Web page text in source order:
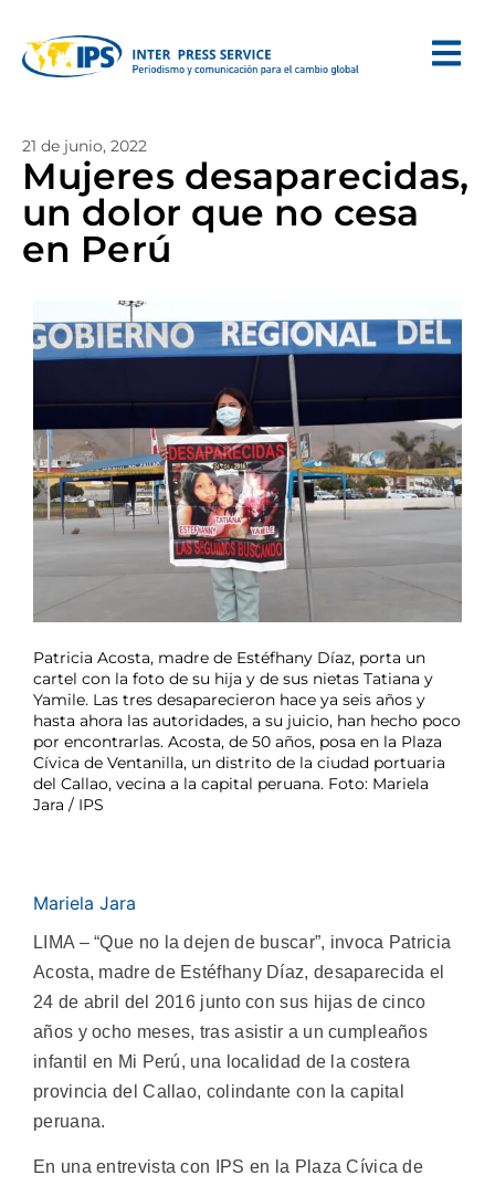
21 de junio, 2022
Mujeres desaparecidas,
un dolor que no cesa
en Perú
Patricia Acosta, madre de Estéfhany Díaz, porta un
cartel con la foto de su hija y de sus nietas Tatiana y
Yamile. Las tres desaparecieron hace ya seis años y
hasta ahora las autoridades, a su juicio, han hecho poco
por encontrarlas. Acosta, de 50 años, posa en la Plaza
Cívica de Ventanilla, un distrito de la ciudad portuaria
del Callao, vecina a la capital peruana. Foto: Mariela
Jara / IPS
Mariela Jara
LIMA – “Que no la dejen de buscar”, invoca Patricia
Acosta, madre de Estéfhany Díaz, desaparecida el
24 de abril del 2016 junto con sus hijas de cinco
años y ocho meses, tras asistir a un cumpleaños
infantil en Mi Perú, una localidad de la costera
provincia del Callao, colindante con la capital
peruana.
En una entrevista con IPS en la Plaza Cívica de